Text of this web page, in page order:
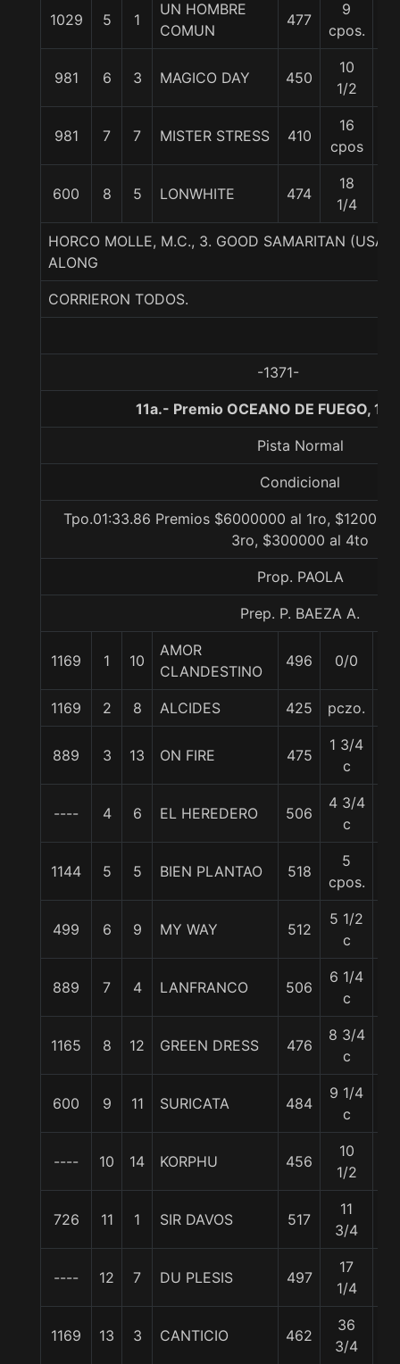
1029 5 1
UN HOMBRE
COMUN
477
9
cpos.
981 6 3 MAGICO DAY 450
10
1/2
981 7 7 MISTER STRESS 410
16
cpos
600 8 5 LONWHITE 474
18
1/4
HORCO MOLLE, M.C., 3. GOOD SAMARITAN
ALONG
CORRIERON TODOS.
-1371-
11a.- Premio OCEANO DE FUEGO,
Pista Normal
Condicional
Tpo.01:33.86 Premios $6000000 al 1ro,
3ro, $300000 al 4to
Prop. PAOLA
Prep. P. BAEZA A.
1169 1 10
AMOR
CLANDESTINO
496 0/0
1169 2 8 ALCIDES 425 pczo.
889 3 13 ON FIRE 475
1 3/4
c
---- 4 6 EL HEREDERO 506
4 3/4
c
1144 5 5 BIEN PLANTAO 518
5
cpos.
499 6 9 MY WAY 512
5 1/2
c
889 7 4 LANFRANCO 506
6 1/4
c
1165 8 12 GREEN DRESS 476
8 3/4
c
600 9 11 SURICATA 484
9 1/4
c
---- 10 14 KORPHU 456
10
1/2
726 11 1 SIR DAVOS 517
11
3/4
---- 12 7 DU PLESIS 497
17
1/4
1169 13 3 CANTICIO 462
36
3/4